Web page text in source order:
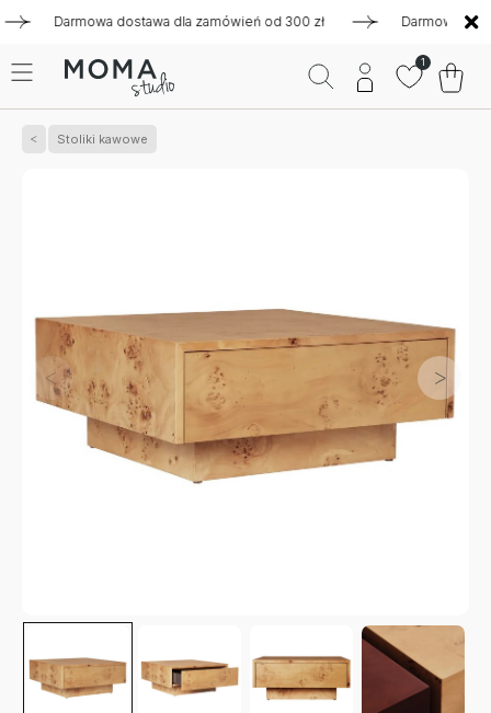
Darmowa dostawa dla zamówień od 300 zł Darmowa dostawa
1
Stoliki kawowe